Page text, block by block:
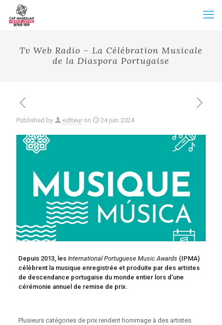
Tv Web Radio – La Célébration Musicale
de la Diaspora Portugaise
Published by editeur on 24 juin 2024
Depuis 2013, les International Portuguese Music Awards (IPMA)
célèbrent la musique enregistrée et produite par des artistes
de descendance portugaise du monde entier lors d’une
cérémonie annuel de remise de prix.
Plusieurs catégories de prix rendent hommage à des artistes